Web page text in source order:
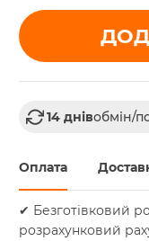
14 днівобмін/
Оплата
✔ Безготівковий
розрахунковий